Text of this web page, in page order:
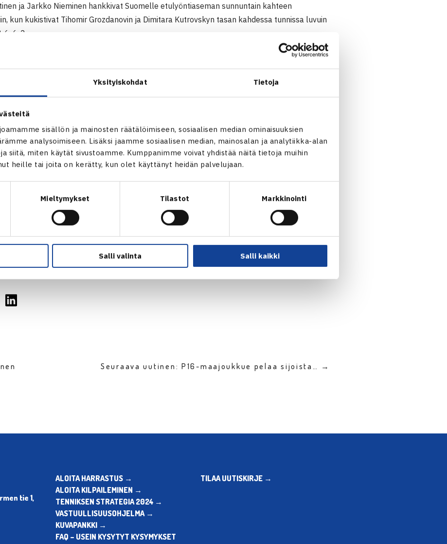
Yksityiskohdat Tietoja
sisällön ja mainosten räätälöimiseen, sosiaalisen median ominaisuuksien
analysoimiseen. Lisäksi jaamme sosiaalisen median, mainosalan ja analytiikka-alan
siitä, miten käytät sivustoamme. Kumppanimme voivat yhdistää näitä tietoja muihin
heille tai joita on kerätty, kun olet käyttänyt heidän palvelujaan.
Mieltymykset Tilastot Markkinointi
Salli valinta Salli kaikki
ja Jarkko Nieminen hankkivat Suomelle etulyöntiaseman sunnuntain kahteen
kun kukistivat Tihomir Grozdanovin ja Dimitara Kutrovskyn tasan kahdessa tunnissa luvuin
6, 6-2.
ei tässä ennakkosuosikkeja ole, totesi Jarkko tulevasta ottelusta. – Kutrovsky
pelaavat joukkueiden kakkoset, Micke Kontinen ja Alexander Lazov. Miehet
kolmessa erässä.
Niemisellä on siis mahdollisuus varmistaa voitollaan Suomen eteneminen toiselle
joka pelataan 4.-6.4. Vastustaja tulee ottelusta Bosnia ja Hertsegovina – Kreikka.
pelattua ottelua johtaa Bosnia ja Hertsegovina 2-1.
Jarkko Nieminen – Tihomir Grozdanov/Dimitar Kutrovsky Bulgaria 63 62 36 62
Seuraava uutinen: P16-maajoukkue pelaa sijoista… →
tie 1,
ALOITA HARRASTUS →
ALOITA KILPAILEMINEN →
TENNIKSEN STRATEGIA 2024 →
VASTUULLISUUSOHJELMA →
KUVAPANKKI →
FAQ – USEIN KYSYTYT KYSYMYKSET
TILAA UUTISKIRJE →